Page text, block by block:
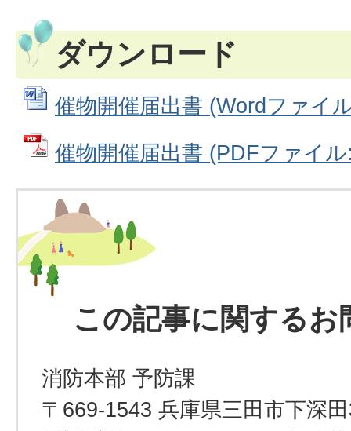
ダウンロード
催物開催届出書 (Wordファイ
催物開催届出書 (PDFファイ
この記事に関するお
消防本部 予防課
〒669-1543 兵庫県三田市下深